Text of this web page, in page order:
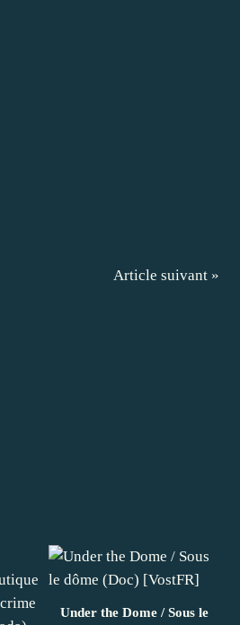
Article suivant »
Under the Dome / Sous le